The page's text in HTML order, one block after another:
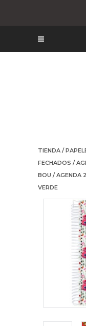
TIENDA /
FECHADOS /
BOU / AGENDA
VERDE